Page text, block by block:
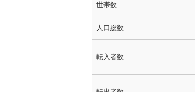
世帯数
人口総数
転入者数